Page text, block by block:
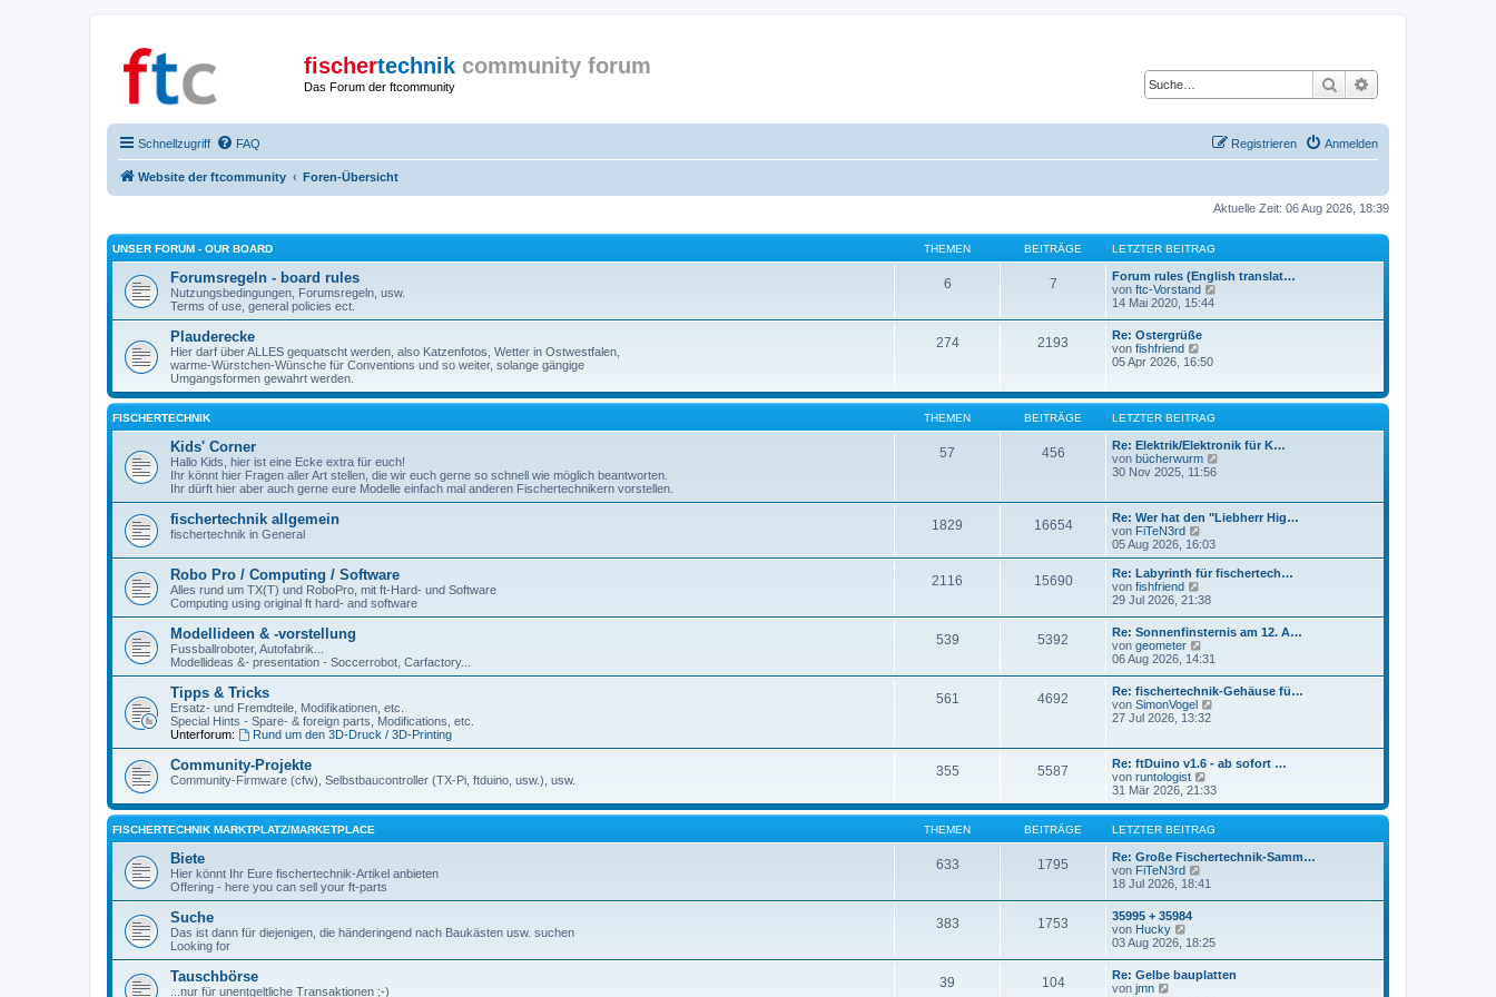
fischertechnik community forum
Das Forum der ftcommunity Suche
Schnellzugriff FAQ Anmelden
Registrieren
Website der ftcommunity Foren-Übersicht
Aktuelle Zeit: 06 Aug 2026, 18:39
UNSER FORUM - OUR BOARD THEMEN BEITRÄGE LETZTER BEITRAG
Forumsregeln - board rules
Nutzungsbedingungen, Forumsregeln, usw.
Terms of use, general policies ect.
6 7
Forum rules (English translat…
von ftc-Vorstand
B
e
t
r
a
14 Mai 2020, 15:44
Plauderecke
Hier darf über ALLES gequatscht werden, also Katzenfotos, Wetter in Ostwestfalen,
warme-Würstchen-Wünsche für Conventions und so weiter, solange gängige
Umgangsformen gewahrt werden.
274 2193
Re: Ostergrüße
von fishfriend
e
s
t
r
B
e
i
r
a
05 Apr 2026, 16:50
FISCHERTECHNIK THEMEN BEITRÄGE LETZTER BEITRAG
Kids' Corner
Hallo Kids, hier ist eine Ecke extra für euch!
Ihr könnt hier Fragen aller Art stellen, die wir euch gerne so schnell wie möglich beantworten.
Ihr dürft hier aber auch gerne eure Modelle einfach mal anderen Fischertechnikern vorstellen.
57 456
Re: Elektrik/Elektronik für K…
von bücherwurm
s
t
B
e
r
a
30 Nov 2025, 11:56
fischertechnik allgemein
fischertechnik in General
1829 16654
Re: Wer hat den "Liebherr Hig…
von FiTeN3rd
e
u
e
t
r
B
i
t
r
a
g
05 Aug 2026, 16:03
Robo Pro / Computing / Software
Alles rund um TX(T) und RoboPro, mit ft-Hard- und Software
Computing using original ft hard- and software
2116 15690
Re: Labyrinth für fischertech…
von fishfriend
e
s
t
e
r
B
e
i
r
a
g
29 Jul 2026, 21:38
Modellideen & -vorstellung
Fussballroboter, Autofabrik...
Modellideas &- presentation - Soccerrobot, Carfactory...
539 5392
Re: Sonnenfinsternis am 12. A…
von geometer
e
e
s
t
e
B
e
i
t
r
a
g
06 Aug 2026, 14:31
Tipps & Tricks
Ersatz- und Fremdteile, Modifikationen, etc.
Special Hints - Spare- & foreign parts, Modifications, etc.
Unterforum:
Rund um den 3D-Druck / 3D-Printing
561 4692
Re: fischertechnik-Gehäuse fü…
von SimonVogel
e
r
B
i
r
27 Jul 2026, 13:32
Community-Projekte
Community-Firmware (cfw), Selbstbaucontroller (TX-Pi, ftduino, usw.), usw.
355 5587
Re: ftDuino v1.6 - ab sofort …
von runtologist
e
u
e
s
t
e
B
r
a
g
31 Mär 2026, 21:33
FISCHERTECHNIK MARKTPLATZ/MARKETPLACE THEMEN BEITRÄGE LETZTER BEITRAG
Biete
Hier könnt Ihr Eure fischertechnik-Artikel anbieten
Offering - here you can sell your ft-parts
633 1795
Re: Große Fischertechnik-Samm…
von FiTeN3rd
e
t
e
r
B
18 Jul 2026, 18:41
Suche
Das ist dann für diejenigen, die händeringend nach Baukästen usw. suchen
Looking for
383 1753
35995 + 35984
von Hucky
e
s
03 Aug 2026, 18:25
Tauschbörse
...nur für unentgeltliche Transaktionen ;-)
39 104
Re: Gelbe bauplatten
von jmn